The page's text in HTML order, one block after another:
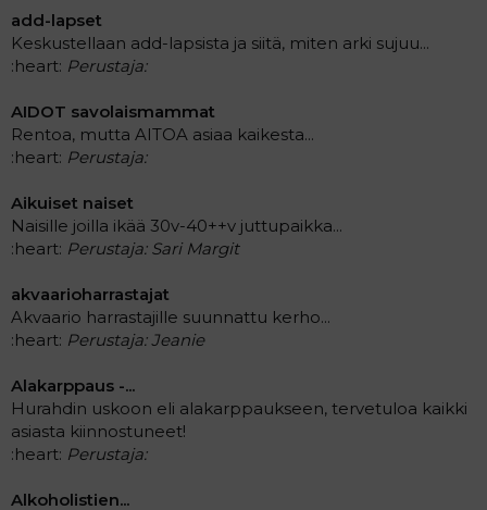
a
add-lapset
Keskustellaan add-lapsista ja siitä, miten arki sujuu...
:heart: Perustaja:
AIDOT savolaismammat
Rentoa, mutta AITOA asiaa kaikesta...
:heart: Perustaja:
Aikuiset naiset
Naisille joilla ikää 30v-40++v juttupaikka...
:heart: Perustaja: Sari Margit
akvaarioharrastajat
Akvaario harrastajille suunnattu kerho...
:heart: Perustaja: Jeanie
Alakarppaus -...
Hurahdin uskoon eli alakarppaukseen, tervetuloa kaikki
asiasta kiinnostuneet!
:heart: Perustaja:
Alkoholistien...